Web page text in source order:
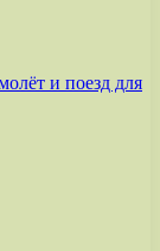
и поезд для